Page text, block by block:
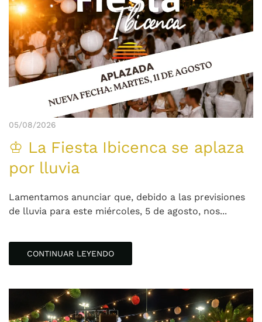
05/08/2026
♔ La Fiesta Ibicenca se aplaza
por lluvia
Lamentamos anunciar que, debido a las previsiones
de lluvia para este miércoles, 5 de agosto, nos...
CONTINUAR LEYENDO